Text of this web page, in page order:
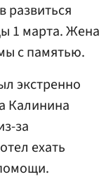
развиться
1 марта. Жена
с памятью.
экстренно
Калинина
за
ехать